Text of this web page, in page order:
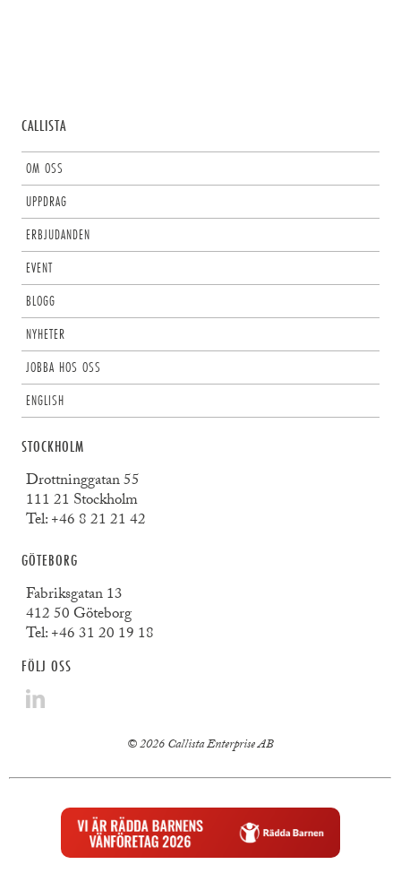
CALLISTA
OM OSS
UPPDRAG
ERBJUDANDEN
EVENT
BLOGG
NYHETER
JOBBA HOS OSS
ENGLISH
STOCKHOLM
Drottninggatan 55
111 21 Stockholm
Tel:+46 8 21 21 42
GÖTEBORG
Fabriksgatan 13
412 50 Göteborg
Tel:+46 31 20 19 18
FÖLJ OSS
© 2026 Callista Enterprise AB